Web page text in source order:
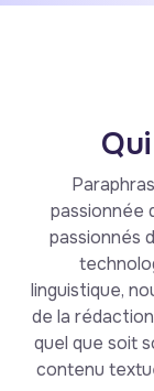
passionnée
passionnés
linguistique,
de la
quel que soit
contenu